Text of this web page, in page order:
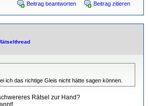
Beitrag beantworten Beitrag zitieren
ich das richtige Gleis nicht hätte sagen können.
Rätsel zur Hand?